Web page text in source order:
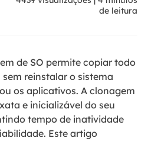
de leitura
de SO permite copiar todo
reinstalar o sistema
os aplicativos. A clonagem
e inicializável do seu
tempo de inatividade
Este artigo